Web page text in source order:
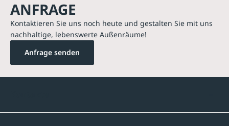
ANFRAGE
Kontaktieren Sie uns noch heute und gestalten Sie mit uns
nachhaltige, lebenswerte Außenräume!
Anfrage senden